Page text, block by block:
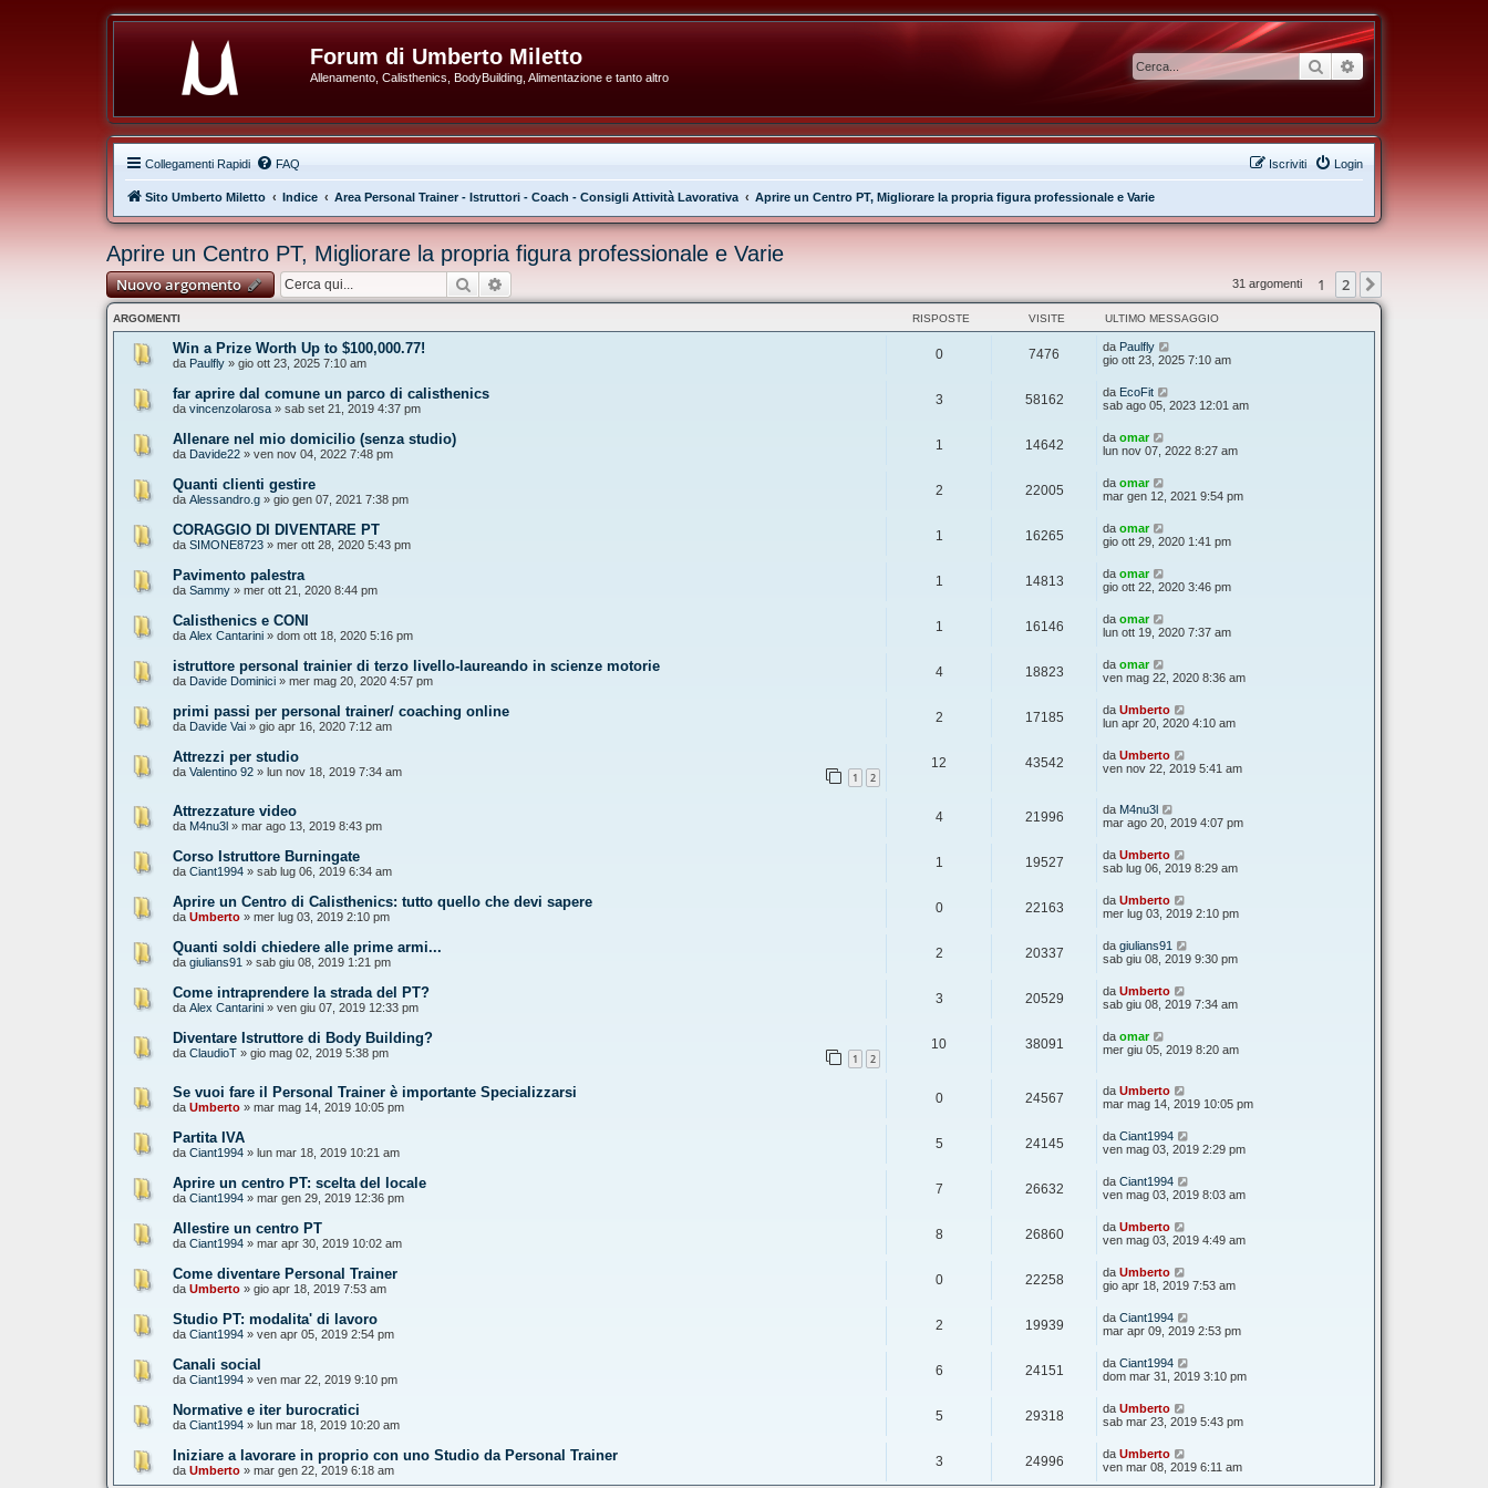
Forum di Umberto Miletto
Allenamento, Calisthenics, BodyBuilding, Alimentazione e tanto altro
Cerca Ricerca avanzata
Collegamenti Rapidi FAQ Login
Iscriviti
Sito Umberto Miletto Indice Area Personal Trainer - Istruttori - Coach - Consigli Attività Lavorativa Aprire un Centro PT, Migliorare la propria figura professionale e Varie
Aprire un Centro PT, Migliorare la propria figura professionale e Varie
Nuovo argomento Cerca 31 argomenti 1 2
ARGOMENTI RISPOSTE VISITE ULTIMO MESSAGGIO
Win a Prize Worth Up to $100,000.77!
da Paulfly » gio ott 23, 2025 7:10 am
0 7476 da Paulfly
gio ott 23, 2025 7:10 am
far aprire dal comune un parco di calisthenics
da vincenzolarosa » sab set 21, 2019 4:37 pm
3 58162 da EcoFit
sab ago 05, 2023 12:01 am
Allenare nel mio domicilio (senza studio)
da Davide22 » ven nov 04, 2022 7:48 pm
1 14642 da omar
lun nov 07, 2022 8:27 am
Quanti clienti gestire
da Alessandro.g » gio gen 07, 2021 7:38 pm
2 22005 da omar
mar gen 12, 2021 9:54 pm
CORAGGIO DI DIVENTARE PT
da SIMONE8723 » mer ott 28, 2020 5:43 pm
1 16265 da omar
gio ott 29, 2020 1:41 pm
Pavimento palestra
da Sammy » mer ott 21, 2020 8:44 pm
1 14813 da omar
gio ott 22, 2020 3:46 pm
Calisthenics e CONI
da Alex Cantarini » dom ott 18, 2020 5:16 pm
1 16146 da omar
lun ott 19, 2020 7:37 am
istruttore personal trainier di terzo livello-laureando in scienze motorie
da Davide Dominici » mer mag 20, 2020 4:57 pm
4 18823 da omar
ven mag 22, 2020 8:36 am
primi passi per personal trainer/ coaching online
da Davide Vai » gio apr 16, 2020 7:12 am
2 17185 da Umberto
lun apr 20, 2020 4:10 am
Attrezzi per studio
da Valentino 92 » lun nov 18, 2019 7:34 am 1 2
12 43542 da Umberto
ven nov 22, 2019 5:41 am
Attrezzature video
da M4nu3l » mar ago 13, 2019 8:43 pm
4 21996 da M4nu3l
mar ago 20, 2019 4:07 pm
Corso Istruttore Burningate
da Ciant1994 » sab lug 06, 2019 6:34 am
1 19527 da Umberto
sab lug 06, 2019 8:29 am
Aprire un Centro di Calisthenics: tutto quello che devi sapere
da Umberto » mer lug 03, 2019 2:10 pm
0 22163 da Umberto
mer lug 03, 2019 2:10 pm
Quanti soldi chiedere alle prime armi...
da giulians91 » sab giu 08, 2019 1:21 pm
2 20337 da giulians91
sab giu 08, 2019 9:30 pm
Come intraprendere la strada del PT?
da Alex Cantarini » ven giu 07, 2019 12:33 pm
3 20529 da Umberto
sab giu 08, 2019 7:34 am
Diventare Istruttore di Body Building?
da ClaudioT » gio mag 02, 2019 5:38 pm 1 2
10 38091 da omar
mer giu 05, 2019 8:20 am
Se vuoi fare il Personal Trainer è importante Specializzarsi
da Umberto » mar mag 14, 2019 10:05 pm
0 24567 da Umberto
mar mag 14, 2019 10:05 pm
Partita IVA
da Ciant1994 » lun mar 18, 2019 10:21 am
5 24145 da Ciant1994
ven mag 03, 2019 2:29 pm
Aprire un centro PT: scelta del locale
da Ciant1994 » mar gen 29, 2019 12:36 pm
7 26632 da Ciant1994
ven mag 03, 2019 8:03 am
Allestire un centro PT
da Ciant1994 » mar apr 30, 2019 10:02 am
8 26860 da Umberto
ven mag 03, 2019 4:49 am
Come diventare Personal Trainer
da Umberto » gio apr 18, 2019 7:53 am
0 22258 da Umberto
gio apr 18, 2019 7:53 am
Studio PT: modalita' di lavoro
da Ciant1994 » ven apr 05, 2019 2:54 pm
2 19939 da Ciant1994
mar apr 09, 2019 2:53 pm
Canali social
da Ciant1994 » ven mar 22, 2019 9:10 pm
6 24151 da Ciant1994
dom mar 31, 2019 3:10 pm
Normative e iter burocratici
da Ciant1994 » lun mar 18, 2019 10:20 am
5 29318 da Umberto
sab mar 23, 2019 5:43 pm
Iniziare a lavorare in proprio con uno Studio da Personal Trainer
da Umberto » mar gen 22, 2019 6:18 am
3 24996 da Umberto
ven mar 08, 2019 6:11 am